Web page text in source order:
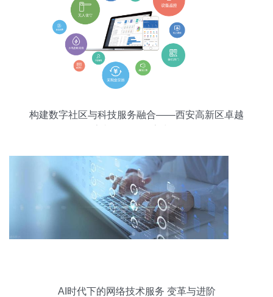
构建数字社区与科技服务融合——西安高新区卓越
AI时代下的网络技术服务 变革与进阶